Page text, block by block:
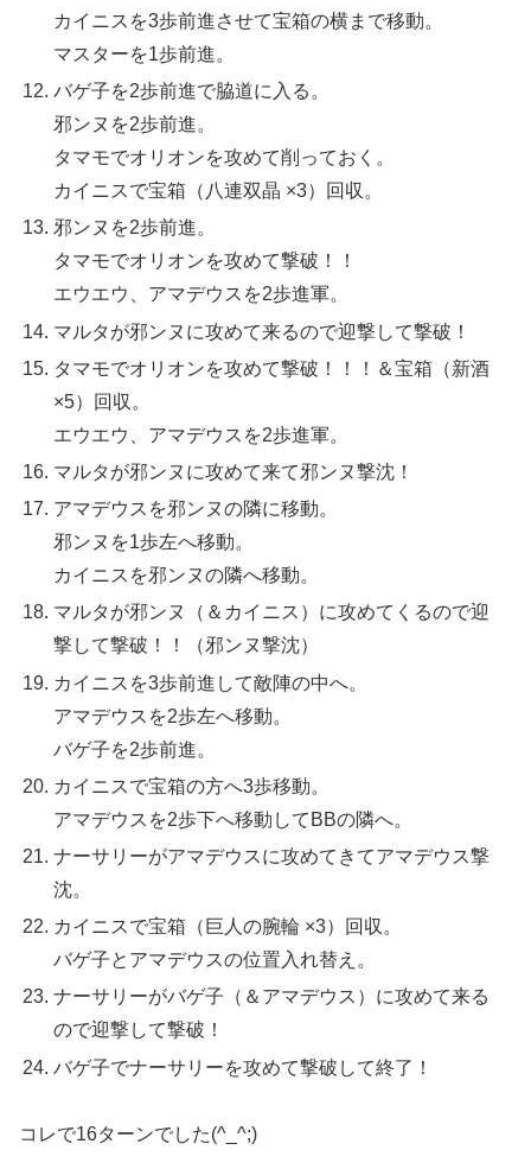
カイニスを3歩前進させて宝箱の横まで移動。
マスターを1歩前進。
バゲ子を2歩前進で脇道に入る。
邪ンヌを2歩前進。
タマモでオリオンを攻めて削っておく。
カイニスで宝箱（八連双晶 ×3）回収。
邪ンヌを2歩前進。
タマモでオリオンを攻めて撃破！！
エウエウ、アマデウスを2歩進軍。
マルタが邪ンヌに攻めて来るので迎撃して撃破！
タマモでオリオンを攻めて撃破！！！＆宝箱（新酒
×5）回収。
エウエウ、アマデウスを2歩進軍。
マルタが邪ンヌに攻めて来て邪ンヌ撃沈！
アマデウスを邪ンヌの隣に移動。
邪ンヌを1歩左へ移動。
カイニスを邪ンヌの隣へ移動。
マルタが邪ンヌ（＆カイニス）に攻めてくるので迎
撃して撃破！！（邪ンヌ撃沈）
カイニスを3歩前進して敵陣の中へ。
アマデウスを2歩左へ移動。
バゲ子を2歩前進。
カイニスで宝箱の方へ3歩移動。
アマデウスを2歩下へ移動してBBの隣へ。
ナーサリーがアマデウスに攻めてきてアマデウス撃
沈。
カイニスで宝箱（巨人の腕輪 ×3）回収。
バゲ子とアマデウスの位置入れ替え。
ナーサリーがバゲ子（＆アマデウス）に攻めて来る
ので迎撃して撃破！
バゲ子でナーサリーを攻めて撃破して終了！
コレで16ターンでした(^_^;)